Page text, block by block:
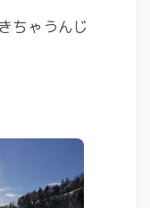
ちゃうんじ